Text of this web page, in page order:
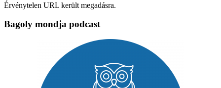
Érvénytelen URL került megadásra.
Bagoly mondja podcast